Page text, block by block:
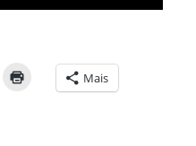
Mais